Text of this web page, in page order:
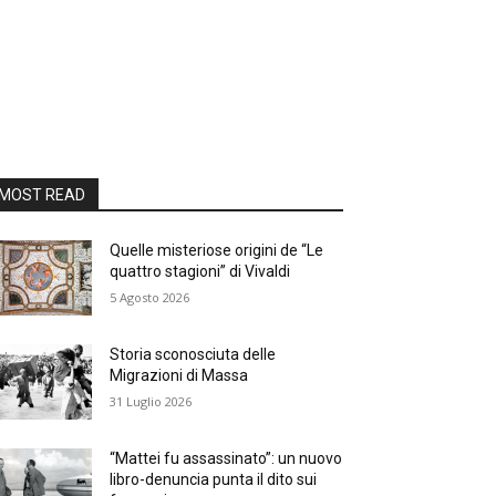
READ
Quelle misteriose origini de “Le
quattro stagioni” di Vivaldi
5 Agosto 2026
Storia sconosciuta delle
Migrazioni di Massa
31 Luglio 2026
“Mattei fu assassinato”: un nuovo
libro-denuncia punta il dito sui